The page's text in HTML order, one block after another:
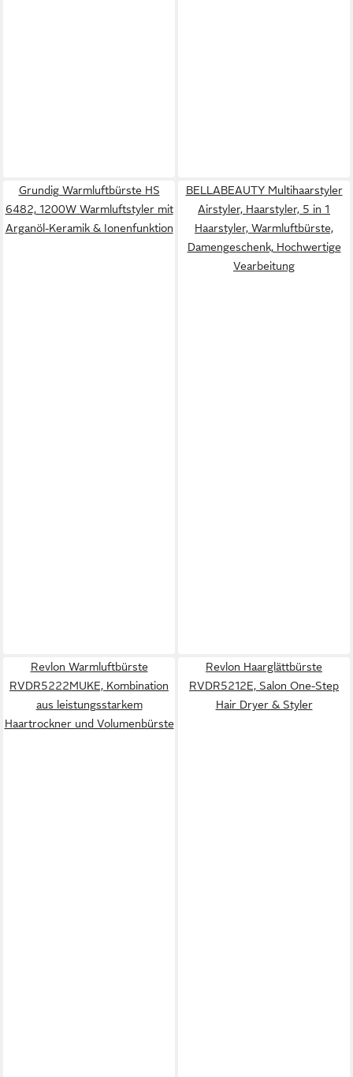
Grundig Warmluftbürste HS
6482, 1200W Warmluftstyler mit
Arganöl-Keramik & Ionenfunktion
BELLABEAUTY Multihaarstyler
Airstyler, Haarstyler, 5 in 1
Haarstyler, Warmluftbürste,
Damengeschenk, Hochwertige
Vearbeitung
Revlon Warmluftbürste
RVDR5222MUKE, Kombination
aus leistungsstarkem
Haartrockner und Volumenbürste
Revlon Haarglättbürste
RVDR5212E, Salon One-Step
Hair Dryer & Styler